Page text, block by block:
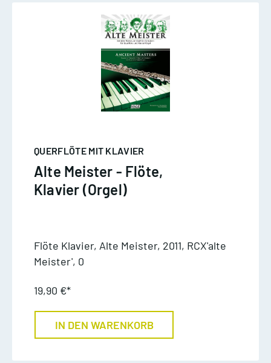
QUERFLÖTE MIT KLAVIER
Alte Meister - Flöte,
Klavier (Orgel)
Flöte Klavier, Alte Meister, 2011, RCX'alte
Meister', 0
19,90 €*
IN DEN WARENKORB